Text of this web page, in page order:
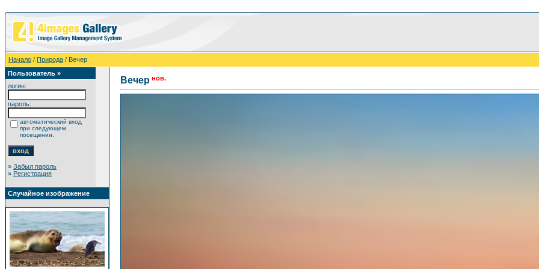
Начало / Природа / Вечер
Пользователь »
логин:
пароль:
автоматический вход
при следующем
посещении.
» Забыл пароль
» Регистрация
Случайное изображение
Вечер нов.